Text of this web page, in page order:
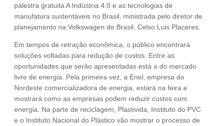
palestra gratuita A Indústria 4.0 e as tecnologias de
manufatura sustentáveis no Brasil, ministrada pelo diretor de
planejamento na Volkswagen do Brasil, Celso Luis Placeres.
Em tempos de retração econômica, o público encontrará
soluções voltadas para redução de custos. Entre as
oportunidades que serão apresentadas está a do mercado
livre de energia. Pela primeira vez, a Enel, empresa do
Nordeste comercializadora de energia, estará na feira e
mostrará como as empresas podem reduzir custos com
energia. Na parte de reciclagem, Plastivida, Instituto do PVC
e o Instituto Nacional do Plástico vão mostrar o processo de